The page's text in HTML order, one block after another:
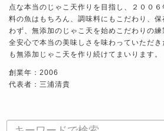
点な本当のじゃこ天作りを目指し、２００
料の魚はもちろん、調味料にもこだわり、
わず、無添加のじゃこ天を始めこだわりの
全安心で本当の美味しさを味わっていただ
も無添加じゃこ天を作り続けてまいります。
創業年：2006
代表者：三浦清貴